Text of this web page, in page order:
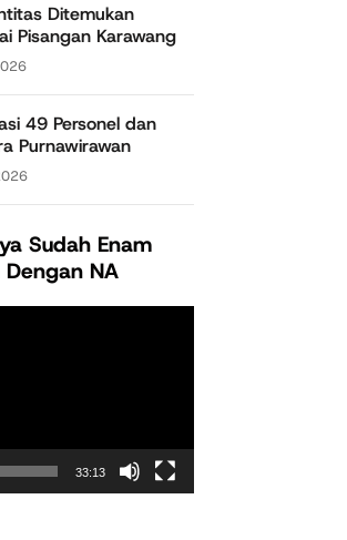
Ditemukan
Pisangan Karawang
49 Personel dan
Purnawirawan
Sudah Enam
Dengan NA
33:13